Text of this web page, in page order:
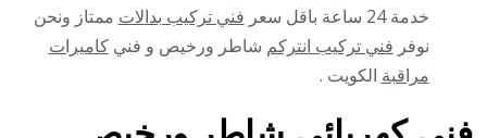
خدمة 24 ساعة باقل سعر
فني تركيب بدالات ممتاز ونحن
نوفر فني تركيب انتركم شاطر ورخيص و فنيكاميرات
مراقبة الكويت .